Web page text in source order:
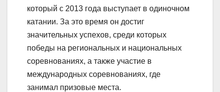
который с 2013 года выступает в одиночном
катании. За это время он достиг
значительных успехов, среди которых
победы на региональных и национальных
соревнованиях, а также участие в
международных соревнованиях, где
занимал призовые места.